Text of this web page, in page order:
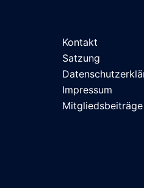
Kontakt
Satzung
Impressum